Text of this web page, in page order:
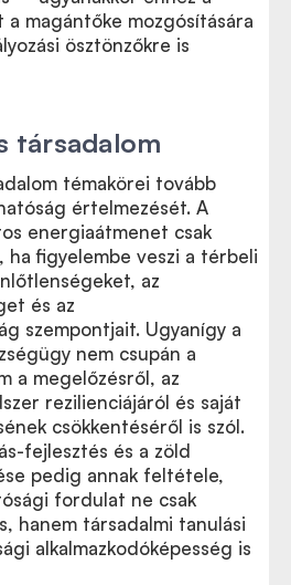
magántőke mozgósítására
ösztönzőkre is
társadalom
témakörei tovább
értelmezését. A
energiaátmenet csak
ha figyelembe veszi a térbeli
az
és az
szempontjait. Ugyanígy a
nem csupán a
a megelőzésről, az
rezilienciájáról és saját
csökkentéséről is szól.
fejlesztés és a zöld
pedig annak feltétele,
fordulat ne csak
hanem társadalmi tanulási
alkalmazkodóképesség is